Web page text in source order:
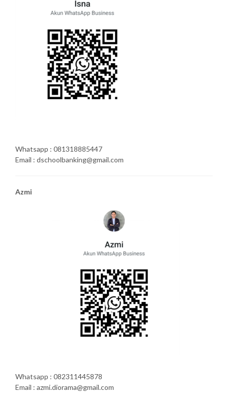
Whatsapp : 081318885447
Email : dschoolbanking@gmail.com
Azmi
Whatsapp : 082311445878
Email : azmi.diorama@gmail.com